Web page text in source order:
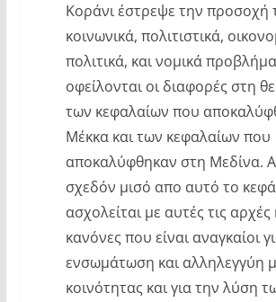
Κοράνι έστρεψε την προσοχή
κοινωνικά, πολιτιστικά,
πολιτικά, και νομικά
οφείλονται οι διαφορές στη
των κεφαλαίων που
Μέκκα και των κεφαλαίων που
αποκαλύφθηκαν στη Μεδίνα.
σχεδόν μισό απο αυτό το
ασχολείται με αυτές τις αρχές
κανόνες που είναι αναγκαίοι
ενσωμάτωση και αλληλεγγύη
κοινότητας και για την λύση